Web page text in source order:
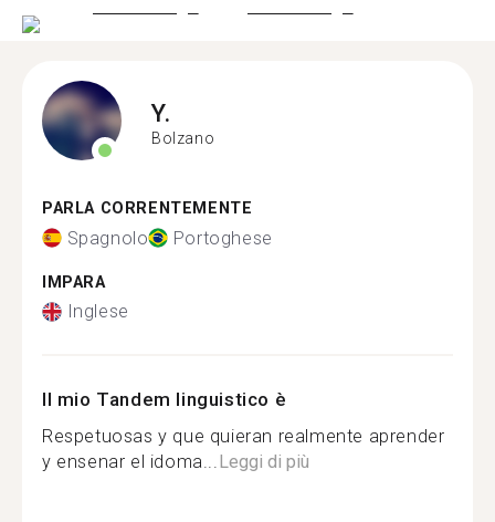
Y.
Bolzano
PARLA CORRENTEMENTE
Spagnolo Portoghese
IMPARA
Inglese
Il mio Tandem linguistico è
Respetuosas y que quieran realmente aprender
y ensenar el idoma...Leggi di più